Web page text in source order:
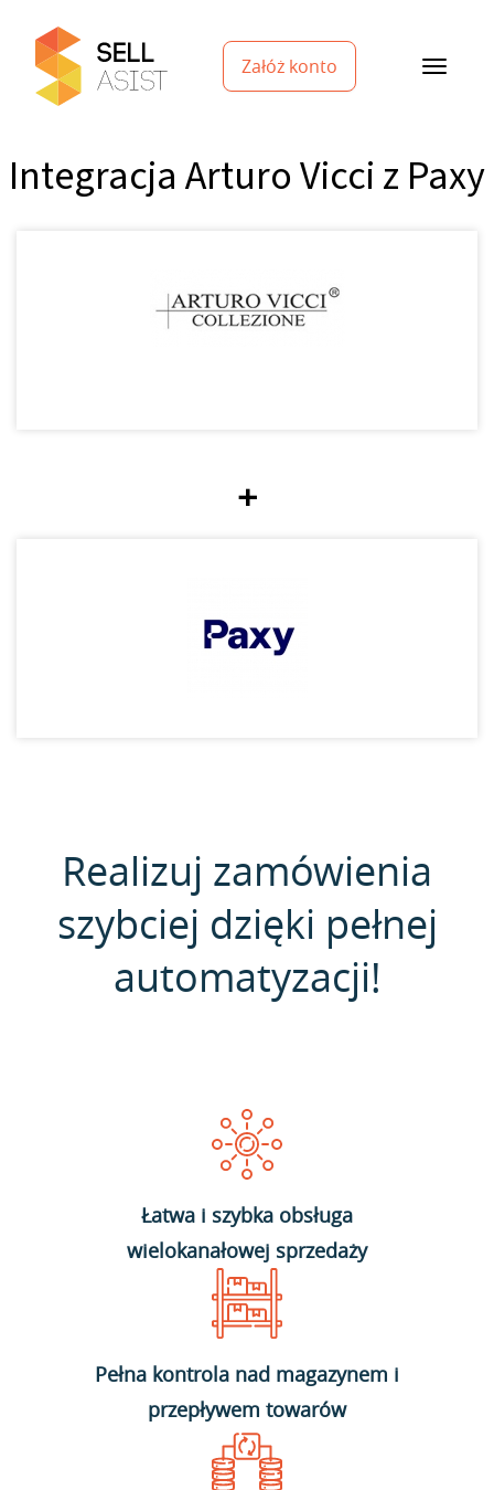
Załóż konto
Integracja Arturo Vicci z Paxy
+
Realizuj zamówienia
szybciej dzięki pełnej
automatyzacji!
Łatwa i szybka obsługa
wielokanałowej sprzedaży
Pełna kontrola nad magazynem i
przepływem towarów